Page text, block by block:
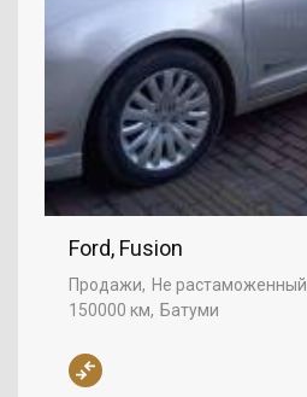
Ford, Fusion
Продажи Не растаможенный
150000 км
Батуми